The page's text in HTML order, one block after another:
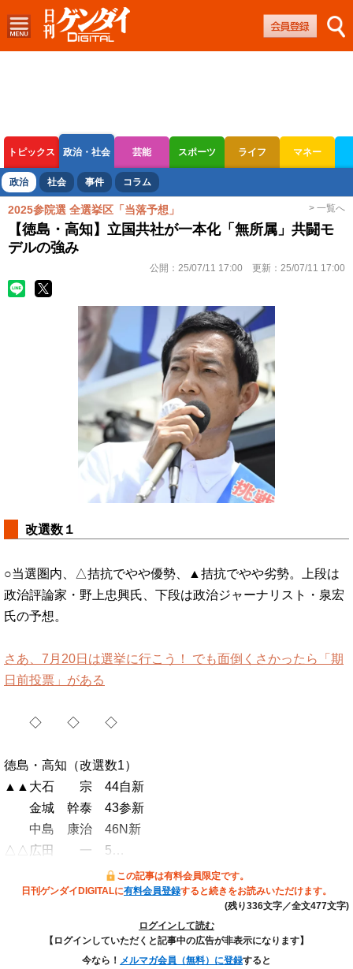
トピックス 政治・社会 芸能 スポーツ ライフ マネー
ボートレース 競輪 オートレース
政治 社会 事件 コラム
2025参院選 全選挙区「当落予想」 > 一覧へ
【徳島・高知】立国共社が一本化「無所属」共闘モ
デルの強み
公開： 25/07/11 17:00 更新： 25/07/11 17:00
改選数１
○当選圏内、△拮抗でやや優勢、▲拮抗でやや劣勢。上段は
政治評論家・野上忠興氏、下段は政治ジャーナリスト・泉宏
氏の予想。
さあ、7月20日は選挙に行こう！ でも面倒くさかったら「期
日前投票」がある
◇ ◇ ◇
徳島・高知（改選数1）
▲▲大石 宗 44自新
金城 幹泰 43参新
中島 康治 46N新
△△広田 一 5…
この記事は有料会員限定です。
日刊ゲンダイDIGITALに有料会員登録すると続きをお読みいただけます。
(残り336文字／全文477文字)
ログインして読む
【ログインしていただくと記事中の広告が非表示になります】
今なら！ メルマガ会員（無料）に登録すると